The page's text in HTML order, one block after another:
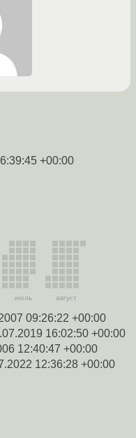
+00:00
июль август
09:26:22 +00:00
16:02:50 +00:00
12:40:47 +00:00
12:36:28 +00:00